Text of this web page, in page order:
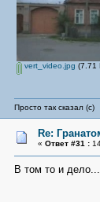
vert_video.jpg (7.71
Просто так сказал (с)
Re:
« Ответ #31 :
В том то и